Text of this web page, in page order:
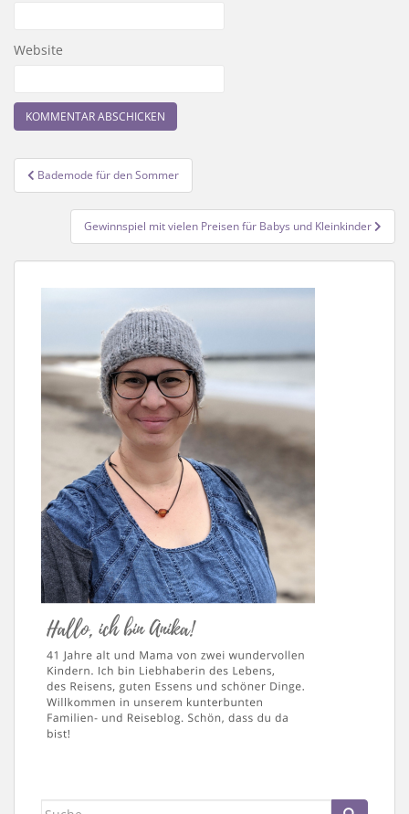
Website
Beitragsnavigation
Bademode für den Sommer
Gewinnspiel mit vielen Preisen für Babys und Kleinkinder
Suche